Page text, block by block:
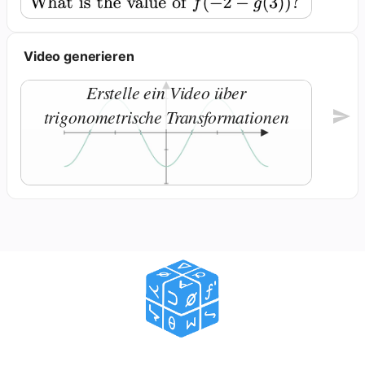
Video generieren
Erstelle ein Video über
trigonometrische Transformationen